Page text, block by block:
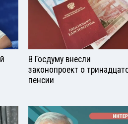
В Госдуму внесли
законопроект о
пенсии